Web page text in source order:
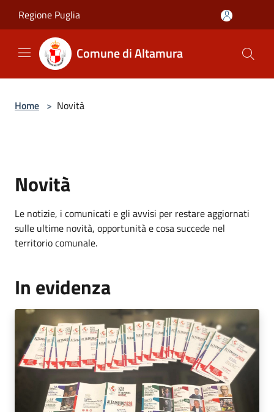
Regione Puglia
Comune di Altamura
Home > Novità
Novità
Le notizie, i comunicati e gli avvisi per restare aggiornati
sulle ultime novità, opportunità e cosa succede nel
territorio comunale.
In evidenza